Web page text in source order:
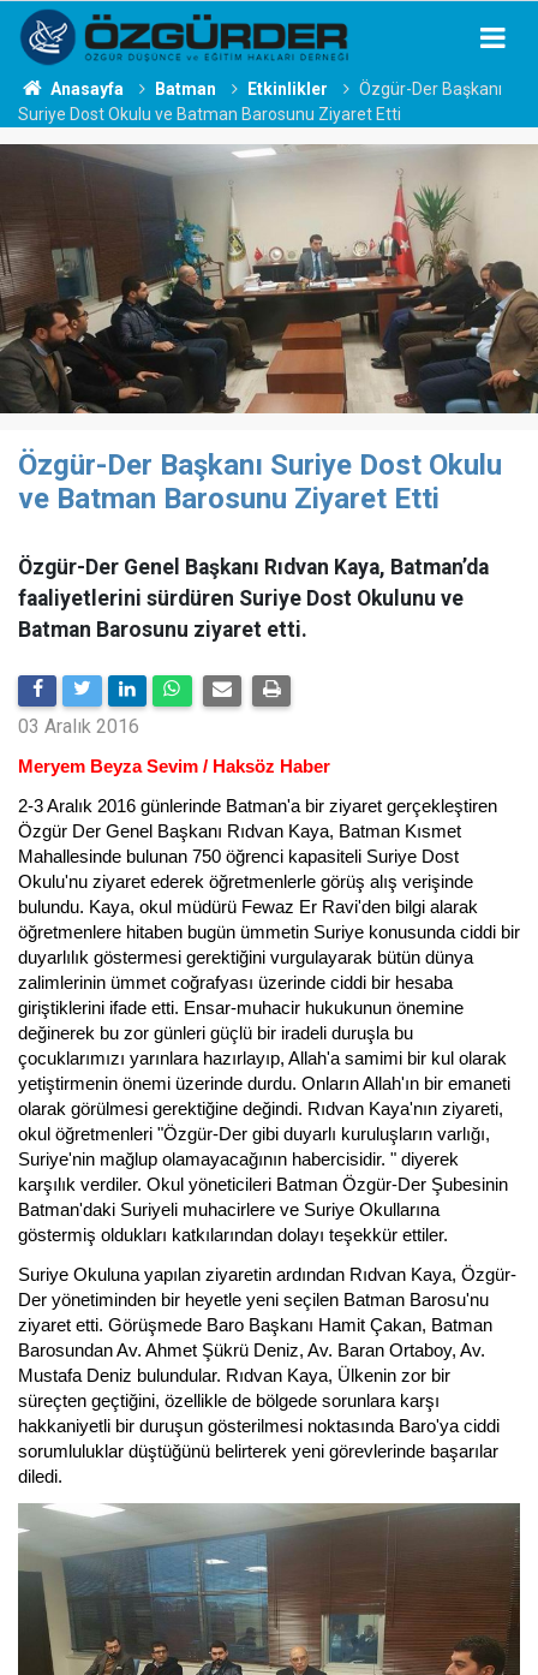
Anasayfa Batman Etkinlikler
Özgür-Der Başkanı
Suriye Dost Okulu ve Batman Barosunu Ziyaret Etti
Özgür-Der Başkanı Suriye Dost Okulu
ve Batman Barosunu Ziyaret Etti
Özgür-Der Genel Başkanı Rıdvan Kaya, Batman’da
faaliyetlerini sürdüren Suriye Dost Okulunu ve
Batman Barosunu ziyaret etti.
03 Aralık 2016
Meryem Beyza Sevim / Haksöz Haber
2-3 Aralık 2016 günlerinde Batman'a bir ziyaret gerçekleştiren
Özgür Der Genel Başkanı Rıdvan Kaya, Batman Kısmet
Mahallesinde bulunan 750 öğrenci kapasiteli Suriye Dost
Okulu'nu ziyaret ederek öğretmenlerle görüş alış verişinde
bulundu. Kaya, okul müdürü Fewaz Er Ravi'den bilgi alarak
öğretmenlere hitaben bugün ümmetin Suriye konusunda ciddi bir
duyarlılık göstermesi gerektiğini vurgulayarak bütün dünya
zalimlerinin ümmet coğrafyası üzerinde ciddi bir hesaba
giriştiklerini ifade etti. Ensar-muhacir hukukunun önemine
değinerek bu zor günleri güçlü bir iradeli duruşla bu
çocuklarımızı yarınlara hazırlayıp, Allah'a samimi bir kul olarak
yetiştirmenin önemi üzerinde durdu. Onların Allah'ın bir emaneti
olarak görülmesi gerektiğine değindi. Rıdvan Kaya'nın ziyareti,
okul öğretmenleri "Özgür-Der gibi duyarlı kuruluşların varlığı,
Suriye'nin mağlup olamayacağının habercisidir. " diyerek
karşılık verdiler. Okul yöneticileri Batman Özgür-Der Şubesinin
Batman'daki Suriyeli muhacirlere ve Suriye Okullarına
göstermiş oldukları katkılarından dolayı teşekkür ettiler.
Suriye Okuluna yapılan ziyaretin ardından Rıdvan Kaya, Özgür-
Der yönetiminden bir heyetle yeni seçilen Batman Barosu'nu
ziyaret etti. Görüşmede Baro Başkanı Hamit Çakan, Batman
Barosundan Av. Ahmet Şükrü Deniz, Av. Baran Ortaboy, Av.
Mustafa Deniz bulundular. Rıdvan Kaya, Ülkenin zor bir
süreçten geçtiğini, özellikle de bölgede sorunlara karşı
hakkaniyetli bir duruşun gösterilmesi noktasında Baro'ya ciddi
sorumluluklar düştüğünü belirterek yeni görevlerinde başarılar
diledi.